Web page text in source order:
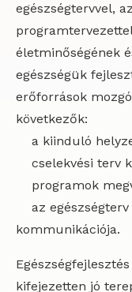
egészségtervvel,
életminőségének
egészségük
erőforrások
következők:
a kiinduló
cselekvési terv
programok
az egészségterv
kommunikációja.
kifejezetten jó